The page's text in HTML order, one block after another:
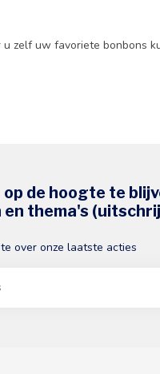
zelf uw favoriete bonbons
op de hoogte te
thema's
over onze laatste acties